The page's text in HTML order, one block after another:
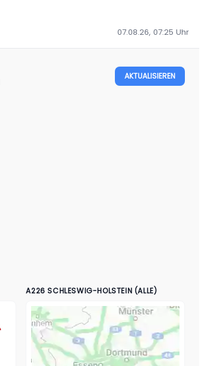
07.08.26, 07:25 Uhr
AKTUALISIEREN
A226 SCHLESWIG-HOLSTEIN (ALLE)